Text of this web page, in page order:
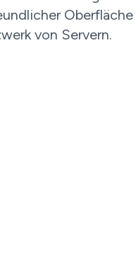
Oberfläche
von Servern.